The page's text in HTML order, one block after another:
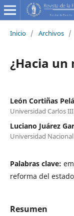
Inicio / Archivos /
¿Hacia un
León Cortiñas
Universidad Carlos
Luciano Juárez
Universidad
Palabras clave:
reforma del
Resumen